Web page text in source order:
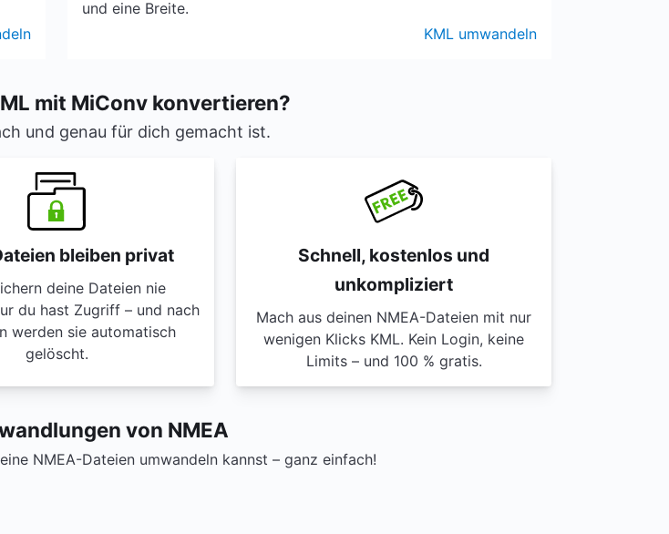
und eine Breite.
KML umwandeln
mit MiConv konvertieren?
und genau für dich gemacht ist.
bleiben privat
deine Dateien nie
du hast Zugriff – und nach
werden sie automatisch
gelöscht.
Schnell, kostenlos und
unkompliziert
Mach aus deinen NMEA-Dateien mit nur
wenigen Klicks KML. Kein Login, keine
Limits – und 100 % gratis.
von NMEA
NMEA-Dateien umwandeln kannst – ganz einfach!